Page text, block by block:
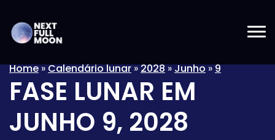
Home»Calendário lunar»2028»Junho»9
FASE LUNAR EM
JUNHO 9, 2028